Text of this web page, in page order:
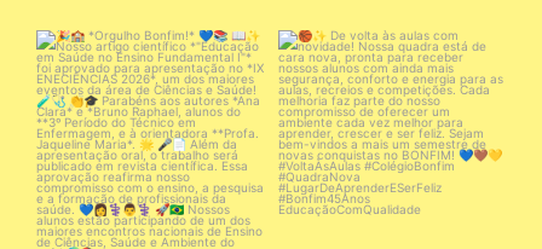
🎉🏫 *Orgulho Bonfim!* 💙📚
📖✨ Nosso...
8 0
🏀✨ De volta às aulas com
novidade!
Nossa...
91 0